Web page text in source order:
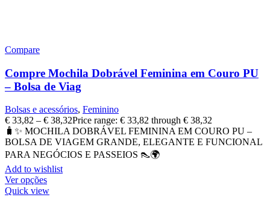
Compare
Compre Mochila Dobrável Feminina em Couro PU
– Bolsa de Viag
Bolsas e acessórios, Feminino
€ 33,82 – € 38,32Price range: € 33,82 through € 38,32
🧳✨ MOCHILA DOBRÁVEL FEMININA EM COURO PU –
BOLSA DE VIAGEM GRANDE, ELEGANTE E FUNCIONAL
PARA NEGÓCIOS E PASSEIOS 👠🌍
Add to wishlist
Ver opções
Quick view